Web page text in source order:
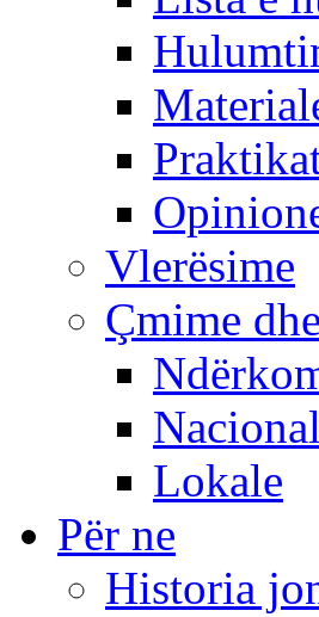
Vlerësime
Çmime
Lokale
Për ne
Historia